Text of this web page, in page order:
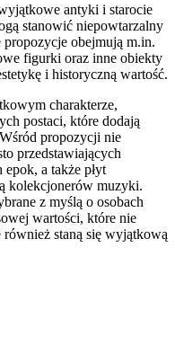
antyki i starocie
stanowić niepowtarzalny
obejmują m.in.
figurki oraz inne obiekty
i historyczną wartość.
charakterze,
postaci, które dodają
propozycji nie
przedstawiających
a także płyt
kolekcjonerów muzyki.
z myślą o osobach
wartości, które nie
staną się wyjątkową